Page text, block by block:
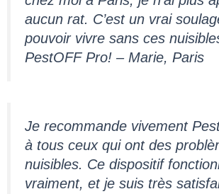
aucun rat. C’est un vrai
pouvoir vivre sans ces
PestOFF Pro! – Marie, Paris
Je recommande vivement
à tous ceux qui ont des
nuisibles. Ce dispositif
vraiment, et je suis très